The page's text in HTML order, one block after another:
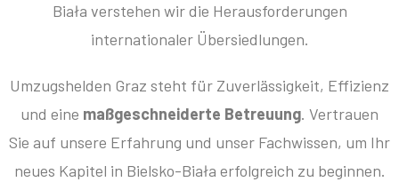
Biała verstehen wir die Herausforderungen
internationaler Übersiedlungen.
Umzugshelden Graz steht für Zuverlässigkeit, Effizienz
und eine maßgeschneiderte Betreuung. Vertrauen
Sie auf unsere Erfahrung und unser Fachwissen, um Ihr
neues Kapitel in Bielsko-Biała erfolgreich zu beginnen.